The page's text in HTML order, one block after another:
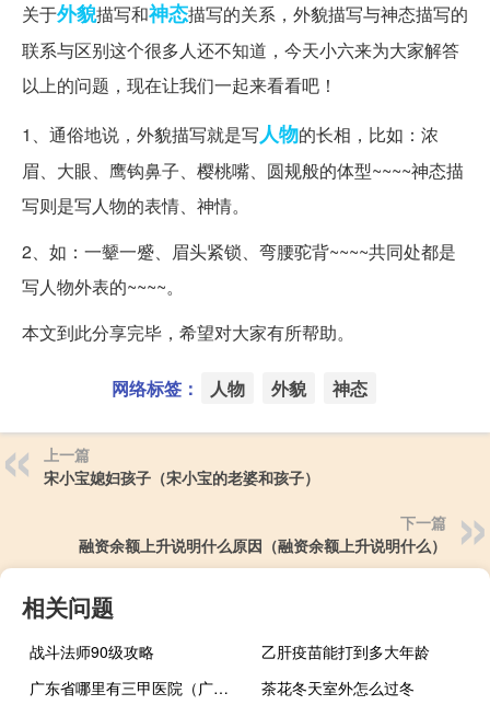
关于外貌描写和神态描写的关系，外貌描写与神态描写的
联系与区别这个很多人还不知道，今天小六来为大家解答
以上的问题，现在让我们一起来看看吧！
1、通俗地说，外貌描写就是写人物的长相，比如：浓
眉、大眼、鹰钩鼻子、樱桃嘴、圆规般的体型~~~~神态描
写则是写人物的表情、神情。
2、如：一颦一蹙、眉头紧锁、弯腰驼背~~~~共同处都是
写人物外表的~~~~。
本文到此分享完毕，希望对大家有所帮助。
网络标签： 人物 外貌 神态
上一篇
宋小宝媳妇孩子（宋小宝的老婆和孩子）
下一篇
融资余额上升说明什么原因（融资余额上升说明什么）
相关问题
战斗法师90级攻略
乙肝疫苗能打到多大年龄
广东省哪里有三甲医院（广东省三甲医院有哪些）
茶花冬天室外怎么过冬